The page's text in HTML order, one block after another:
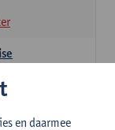
en daarmee